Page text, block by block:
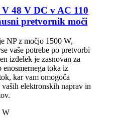
48 V DC v AC 110
pretvornik moči
NP z močjo 1500 W,
vaše potrebe po pretvorbi
izdelek je zasnovan za
toka iz
kar vam omogoča
elektronskih naprav in
W